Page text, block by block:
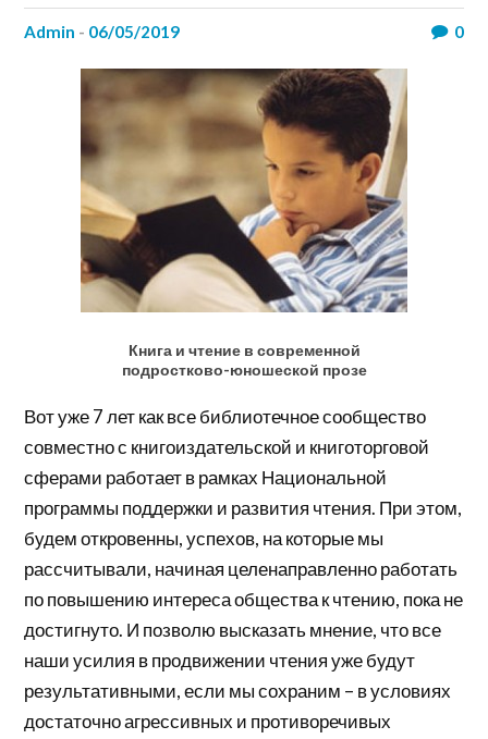
admin - 06/05/2019 0
Книга и чтение в современной
подростково-юношеской прозе
Вот уже 7 лет как все библиотечное сообщество
совместно с книгоиздательской и книготорговой
сферами работает в рамках Национальной
программы поддержки и развития чтения. При этом,
будем откровенны, успехов, на которые мы
рассчитывали, начиная целенаправленно работать
по повышению интереса общества к чтению, пока не
достигнуто. И позволю высказать мнение, что все
наши усилия в продвижении чтения уже будут
результативными, если мы сохраним – в условиях
достаточно агрессивных и противоречивых